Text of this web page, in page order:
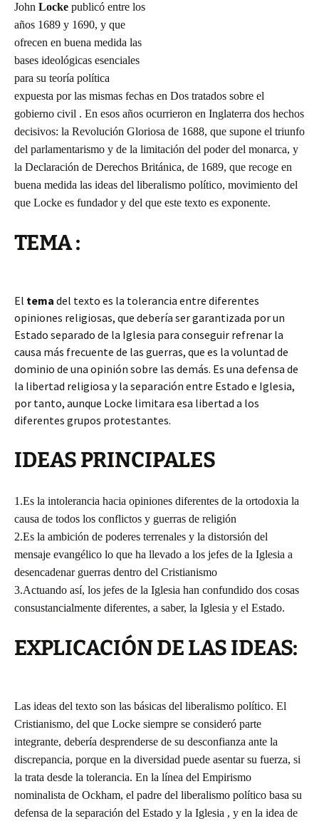
John Locke publicó entre los
años 1689 y 1690, y que
ofrecen en buena medida las
bases ideológicas esenciales
para su teoría política
expuesta por las mismas fechas en Dos tratados sobre el
gobierno civil . En esos años ocurrieron en Inglaterra dos hechos
decisivos: la Revolución Gloriosa de 1688, que supone el triunfo
del parlamentarismo y de la limitación del poder del monarca, y
la Declaración de Derechos Británica, de 1689, que recoge en
buena medida las ideas del liberalismo político, movimiento del
que Locke es fundador y del que este texto es exponente.
TEMA :
El tema del texto es la tolerancia entre diferentes
opiniones religiosas, que debería ser garantizada por un
Estado separado de la Iglesia para conseguir refrenar la
causa más frecuente de las guerras, que es la voluntad de
dominio de una opinión sobre las demás. Es una defensa de
la libertad religiosa y la separación entre Estado e Iglesia,
por tanto, aunque Locke limitara esa libertad a los
diferentes grupos protestantes.
IDEAS PRINCIPALES
1.Es la intolerancia hacia opiniones diferentes de la ortodoxia la
causa de todos los conflictos y guerras de religión
2.Es la ambición de poderes terrenales y la distorsión del
mensaje evangélico lo que ha llevado a los jefes de la Iglesia a
desencadenar guerras dentro del Cristianismo
3.Actuando así, los jefes de la Iglesia han confundido dos cosas
consustancialmente diferentes, a saber, la Iglesia y el Estado.
EXPLICACIÓN DE LAS IDEAS:
Las ideas del texto son las básicas del liberalismo político. El
Cristianismo, del que Locke siempre se consideró parte
integrante, debería desprenderse de su desconfianza ante la
discrepancia, porque en la diversidad puede asentar su fuerza, si
la trata desde la tolerancia. En la línea del Empirismo
nominalista de Ockham, el padre del liberalismo político basa su
defensa de la separación del Estado y la Iglesia , y en la idea de